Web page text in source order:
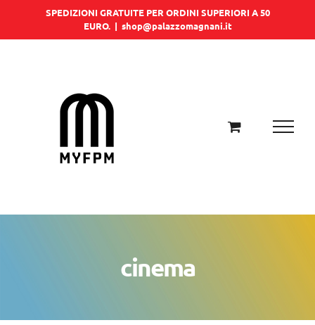
SPEDIZIONI GRATUITE PER ORDINI SUPERIORI A 50
EURO. | shop@palazzomagnani.it
cinema